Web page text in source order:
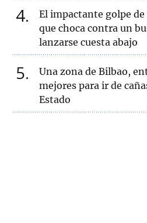
4
El impactante golpe
que choca contra un
lanzarse cuesta abajo
5
Una zona de Bilbao,
mejores para ir de
Estado